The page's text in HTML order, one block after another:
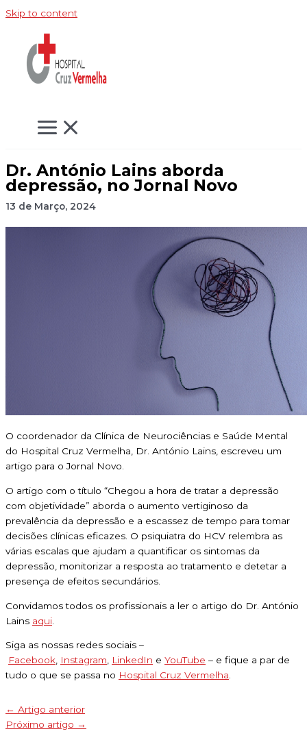
Skip to content
Dr. António Lains aborda
depressão, no Jornal Novo
13 de Março, 2024
O coordenador da Clínica de Neurociências e Saúde Mental
do Hospital Cruz Vermelha, Dr. António Lains, escreveu um
artigo para o Jornal Novo.
O artigo com o título “Chegou a hora de tratar a depressão
com objetividade” aborda o aumento vertiginoso da
prevalência da depressão e a escassez de tempo para tomar
decisões clínicas eficazes. O psiquiatra do HCV relembra as
várias escalas que ajudam a quantificar os sintomas da
depressão, monitorizar a resposta ao tratamento e detetar a
presença de efeitos secundários.
Convidamos todos os profissionais a ler o artigo do Dr. António
Lains aqui
Siga as nossas redes sociais –
Facebook, Instagram, LinkedIn e YouTube – e fique a par de
tudo o que se passa no Hospital Cruz Vermelha.
← Artigo anterior
Próximo artigo →